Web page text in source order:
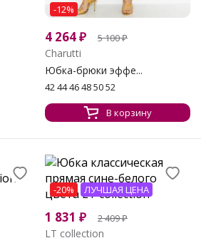
-12%
4 264₽ 5 100₽
Charutti
Юбка-брюки эффе...
42 44 46 48 50 52
В корзину
-20% ЛУЧШАЯ ЦЕНА
1 831 ₽ 2 409₽
LT collection